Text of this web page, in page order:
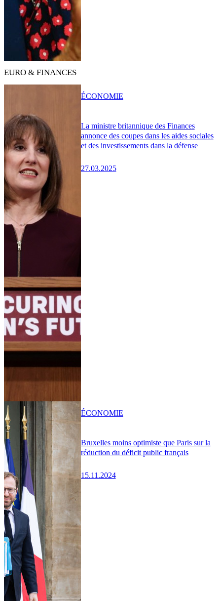
EURO & FINANCES
La ministre britannique des Finances
annonce des coupes dans les aides sociales
et des investissements dans la défense
27.03.2025
ÉCONOMIE
Bruxelles moins optimiste que Paris sur la
réduction du déficit public français
15.11.2024
ÉCONOMIE